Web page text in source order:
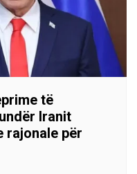
të
Iranit
rajonale për